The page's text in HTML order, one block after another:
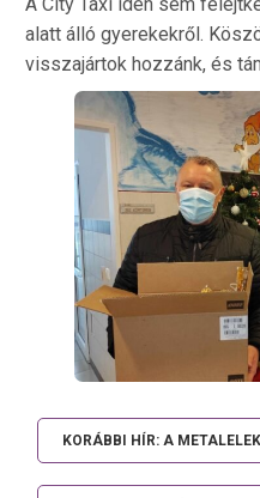
alatt álló gyerekekről.
visszajártok hozzánk, és
KORÁBBI HÍR: A